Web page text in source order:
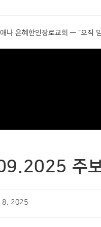
주
8, 2025